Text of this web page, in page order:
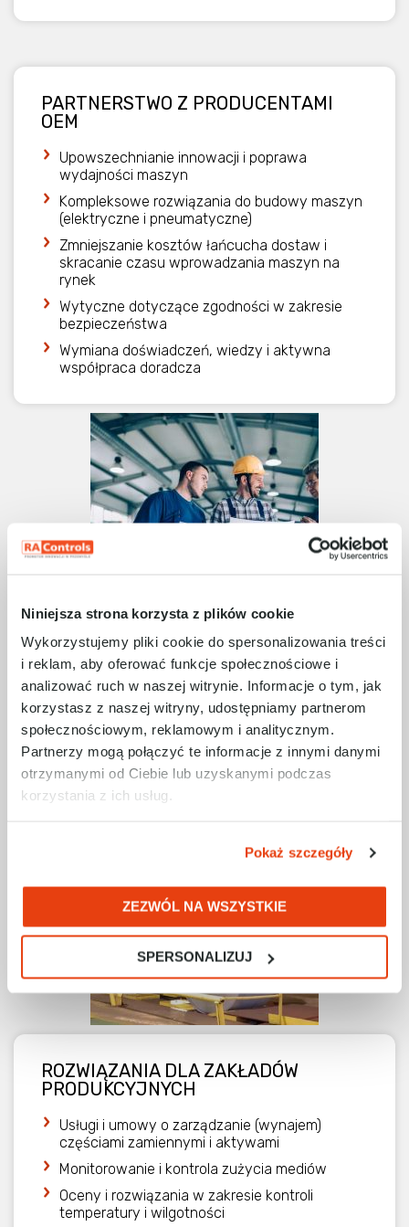
Niniejsza strona korzysta z plików cookie
Wykorzystujemy pliki cookie do spersonalizowania treści
i reklam, aby oferować funkcje społecznościowe i
analizować ruch w naszej witrynie. Informacje o tym, jak
korzystasz z naszej witryny, udostępniamy partnerom
społecznościowym, reklamowym i analitycznym.
Partnerzy mogą połączyć te informacje z innymi danymi
otrzymanymi od Ciebie lub uzyskanymi podczas
korzystania z ich usług.
Pokaż szczegóły
ZEZWÓL NA WSZYSTKIE
SPERSONALIZUJ
PARTNERSTWO Z PRODUCENTAMI
OEM
Upowszechnianie innowacji i poprawa
wydajności maszyn
Kompleksowe rozwiązania do budowy maszyn
(elektryczne i pneumatyczne)
Zmniejszanie kosztów łańcucha dostaw i
skracanie czasu wprowadzania maszyn na
rynek
Wytyczne dotyczące zgodności w zakresie
bezpieczeństwa
Wymiana doświadczeń, wiedzy i aktywna
współpraca doradcza
ROZWIĄZANIA DLA ZAKŁADÓW
PRODUKCYJNYCH​
Usługi i umowy o zarządzanie (wynajem)
częściami zamiennymi i aktywami
Monitorowanie i kontrola zużycia mediów
Oceny i rozwiązania w zakresie kontroli
temperatury i wilgotności